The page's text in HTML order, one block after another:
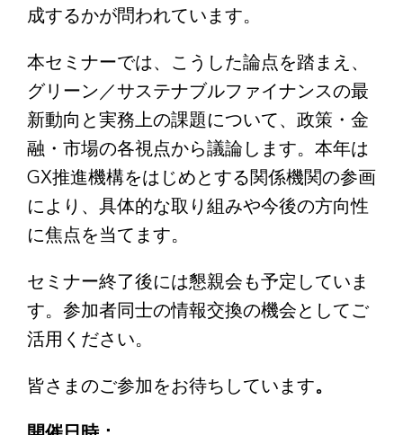
成するかが問われています。
本セミナーでは、こうした論点を踏まえ、
グリーン／サステナブルファイナンスの最
新動向と実務上の課題について、政策・金
融・市場の各視点から議論します。本年は
GX推進機構をはじめとする関係機関の参画
により、具体的な取り組みや今後の方向性
に焦点を当てます。
セミナー終了後には懇親会も予定していま
す。参加者同士の情報交換の機会としてご
活用ください。
皆さまのご参加をお待ちしています。